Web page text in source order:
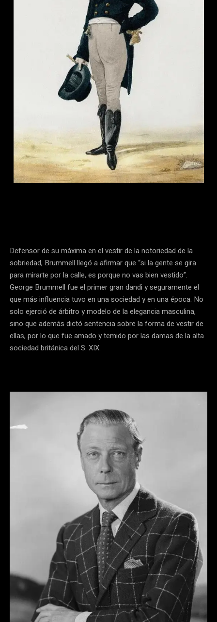
Defensor de su máxima en el vestir de la notoriedad de la
sobriedad, Brummell llegó a afirmar que “si la gente se gira
para mirarte por la calle, es porque no vas bien vestido”.
George Brummell fue el primer gran dandi y seguramente el
que más influencia tuvo en una sociedad y en una época. No
solo ejerció de árbitro y modelo de la elegancia masculina,
sino que además dictó sentencia sobre la forma de vestir de
ellas, por lo que fue amado y temido por las damas de la alta
sociedad británica del S. XIX.